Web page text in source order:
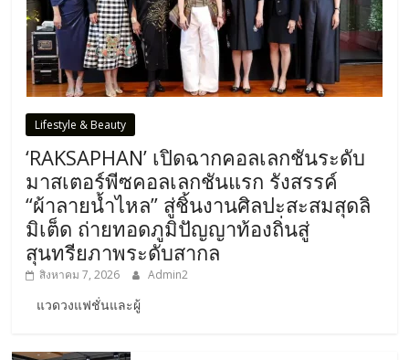
Lifestyle & Beauty
‘RAKSAPHAN’ เปิดฉากคอลเลกชันระดับ
มาสเตอร์พีซคอลเลกชันแรก รังสรรค์
“ผ้าลายน้ำไหล” สู่ชิ้นงานศิลปะสะสมสุดลิ
มิเต็ด ถ่ายทอดภูมิปัญญาท้องถิ่นสู่
สุนทรียภาพระดับสากล
สิงหาคม 7, 2026 Admin2
แวดวงแฟชั่นและผู้